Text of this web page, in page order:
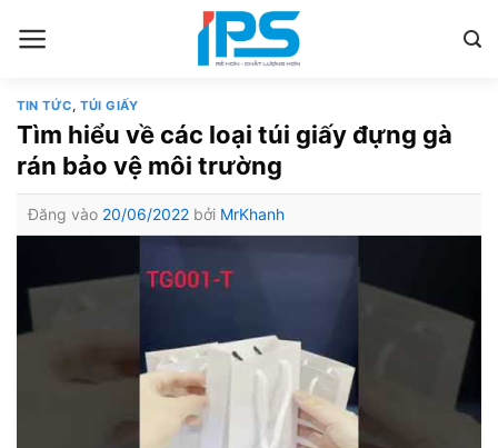
qua
dungTIN TỨC,TÚI GIẤY
Tìm hiểu về các loại túi giấy đựng gà
rán bảo vệ môi trường
Đăng vào 20/06/2022 bởi MrKhanh